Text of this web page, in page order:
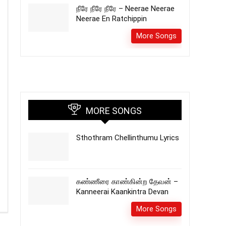
நீரே நீரே நீரே – Neerae Neerae
Neerae En Ratchippin
More Songs
MORE SONGS
Sthothram Chellinthumu Lyrics
கண்ணீரை காண்கின்ற தேவன் –
Kanneerai Kaankintra Devan
More Songs